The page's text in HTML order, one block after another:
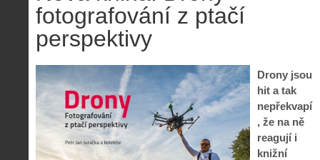
fotografování z ptačí
perspektivy
Drony jsou
hit a tak
nepřekvapí
, že na ně
reagují i
knižní